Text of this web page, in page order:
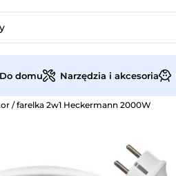
Do domu Narzędzia i akcesoria
/ farelka 2w1 Heckermann 2000W